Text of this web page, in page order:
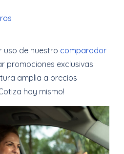
uso de nuestro comparador
promociones exclusivas
amplia a precios
hoy mismo!